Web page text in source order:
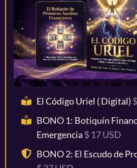
El Código Uriel ( Digital)
BONO 1: Botiquín
Emergencia $ 17 USD
BONO 2: El Escudo de